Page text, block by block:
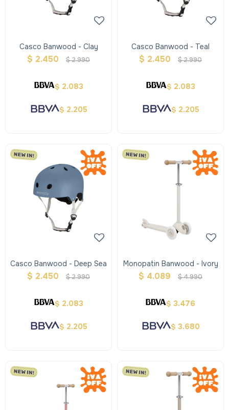
Casco Banwood - Clay
$ 2.450 $2.990
$ 2.083
$ 2.205
Casco Banwood - Teal
$ 2.450 $2.990
$ 2.083
$ 2.205
Casco Banwood - Deep Sea
$ 2.450 $2.990
$ 2.083
$ 2.205
Monopatin Banwood - Ivory
$ 4.089 $4.990
$ 3.476
$ 3.680